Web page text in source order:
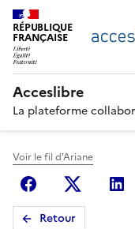
RÉPUBLIQUE
FRANÇAISE
Acceslibre
La plateforme
Voir le fil d'Ariane
FacebookX
Retour